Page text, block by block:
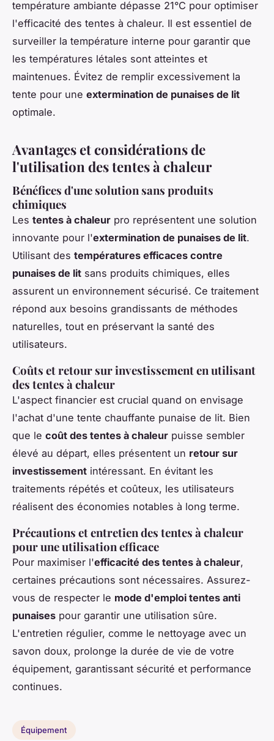
température ambiante dépasse 21°C pour optimiser
l'efficacité des tentes à chaleur. Il est essentiel de
surveiller la température interne pour garantir que
les températures létales sont atteintes et
maintenues. Évitez de remplir excessivement la
tente pour une extermination de punaises de lit
optimale.
Avantages et considérations de
l'utilisation des tentes à chaleur
Bénéfices d'une solution sans produits
chimiques
Les tentes à chaleur pro représentent une solution
innovante pour l'extermination de punaises de lit.
Utilisant des températures efficaces contre
punaises de lit sans produits chimiques, elles
assurent un environnement sécurisé. Ce traitement
répond aux besoins grandissants de méthodes
naturelles, tout en préservant la santé des
utilisateurs.
Coûts et retour sur investissement en utilisant
des tentes à chaleur
L'aspect financier est crucial quand on envisage
l'achat d'une tente chauffante punaise de lit. Bien
que le coût des tentes à chaleur puisse sembler
élevé au départ, elles présentent un retour sur
investissement intéressant. En évitant les
traitements répétés et coûteux, les utilisateurs
réalisent des économies notables à long terme.
Précautions et entretien des tentes à chaleur
pour une utilisation efficace
Pour maximiser l'efficacité des tentes à chaleur,
certaines précautions sont nécessaires. Assurez-
vous de respecter le mode d'emploi tentes anti
punaises pour garantir une utilisation sûre.
L'entretien régulier, comme le nettoyage avec un
savon doux, prolonge la durée de vie de votre
équipement, garantissant sécurité et performance
continues.
Équipement